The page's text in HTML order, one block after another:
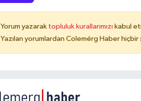
Yorum yazarak topluluk kurallarımızı kabul
Yazılan yorumlardan Colemérg Haber